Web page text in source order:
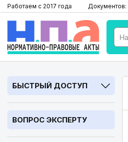
Работаем с 2017 года Документов:
БЫСТРЫЙ ДОСТУП
ВОПРОС ЭКСПЕРТУ